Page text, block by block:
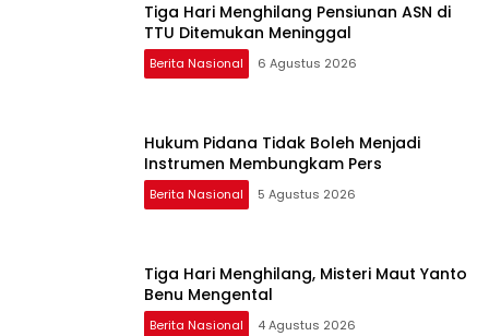
Tiga Hari Menghilang Pensiunan ASN di
TTU Ditemukan Meninggal
Berita Nasional 6 Agustus 2026
Hukum Pidana Tidak Boleh Menjadi
Instrumen Membungkam Pers
Berita Nasional 5 Agustus 2026
Tiga Hari Menghilang, Misteri Maut Yanto
Benu Mengental
Berita Nasional 4 Agustus 2026